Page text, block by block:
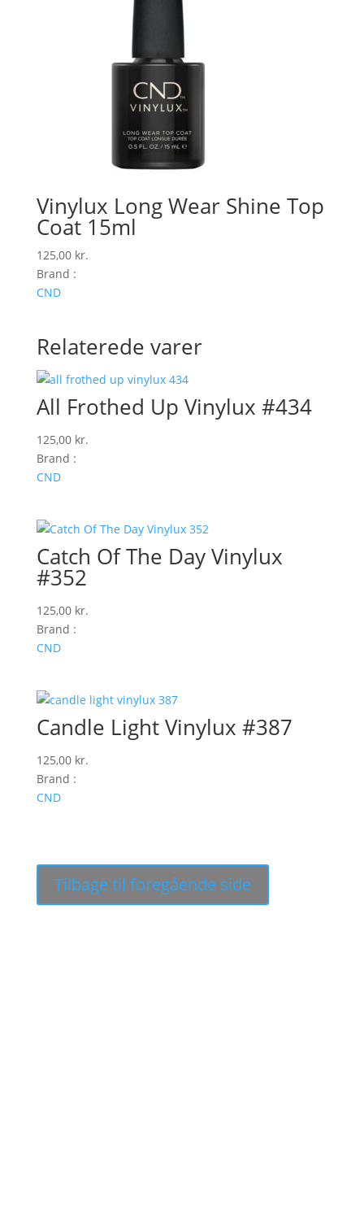
Vinylux Long Wear Shine Top
Coat 15ml
125,00 kr.
Brand :
CND
Relaterede varer
All Frothed Up Vinylux #434
125,00 kr.
Brand :
CND
Catch Of The Day Vinylux
#352
125,00 kr.
Brand :
CND
Candle Light Vinylux #387
125,00 kr.
Brand :
CND